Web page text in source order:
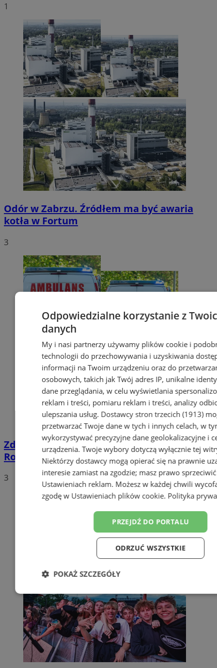
1
Odór w Zabrzu. Źródłem ma być awaria
kotła w Fortum
3
Zderzenie samochodu z rowerzystą na
Roosevelta. 62-latek trafił do szpitala
3
Odpowiedzialne korzystanie z
danych
My i nasi partnerzy używamy plików cookie i
technologii do przechowywania i uzyskiwania
informacji na Twoim urządzeniu oraz do
osobowych, takich jak Twój adres IP, unikalne
dane przeglądania, w celu wyświetlania
reklam i treści, pomiaru reklam i treści, analizy
ulepszania usług. Dostawcy stron trzecich (1913)
przetwarzać Twoje dane w tych i innych celach, w
wykorzystywać precyzyjne dane geolokalizacyjne i
urządzenia. Twoje wybory dotyczą wyłącznie tej
Niektórzy dostawcy mogą opierać się na prawnie
interesie zamiast na zgodzie; masz prawo
Ustawieniach reklam. Możesz w każdej chwili
zgodę w Ustawieniach plików cookie. Polityka
PRZEJDŹ DO PORTALU
ODRZUĆ WSZYSTKIE
POKAŻ SZCZEGÓŁY
Niezbędne Wydajność Targetowanie
Niesklasyfikowane